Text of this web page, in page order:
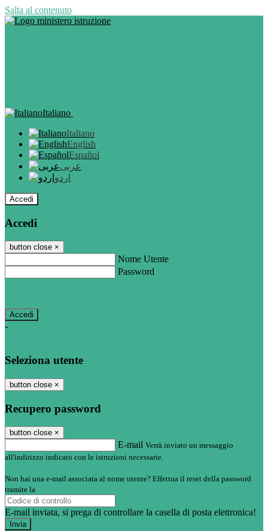
Salta al contenuto
Italiano
Italiano
English
Español
عربى
اردو
Accedi
Accedi
button close ×
Nome Utente
Password
-
Seleziona utente
button close ×
Recupero password
button close ×
E-mail Verrà inviato un messaggio
all'indirizzo indicato con le istruzioni necessarie.
Non hai una e-mail associata al nome utente? Effettua il reset della password
tramite la
E-mail inviata, si prega di controllare la casella di posta elettronica!